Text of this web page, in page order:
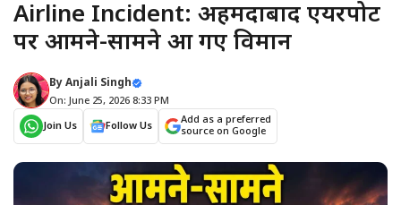
Airline Incident: अहमदाबाद एयरपोर्ट
पर आमने-सामने आ गए विमान
ByAnjali Singh
On: June 25, 2026 8:33 PM
Join Us
Follow Us
Add as a preferred
source on Google